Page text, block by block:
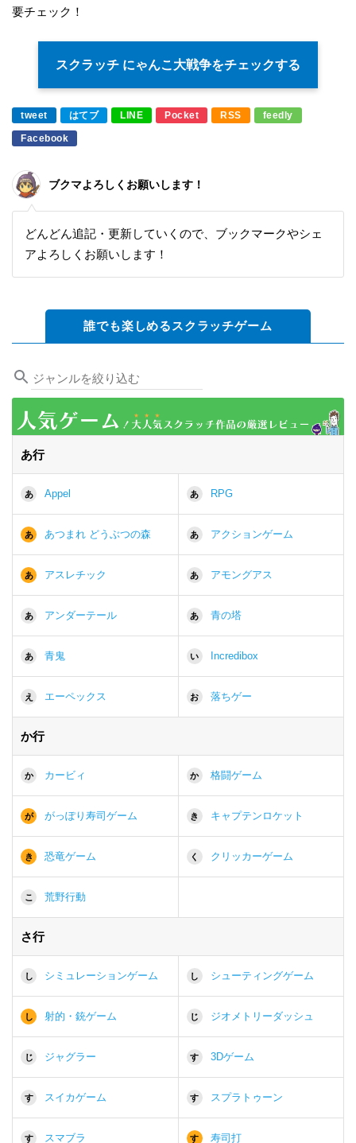
要チェック！
スクラッチ にゃんこ大戦争をチェックする
tweet はてブ LINE Pocket RSS feedly
Facebook
ブクマよろしくお願いします！
どんどん追記・更新していくので、ブックマークやシェ
アよろしくお願いします！
誰でも楽しめるスクラッチゲーム
あ行
あ Appel あ RPG
あ あつまれ どうぶつの森 あ アクションゲーム
あ アスレチック あ アモングアス
あ アンダーテール あ 青の塔
あ 青鬼 い Incredibox
え エーペックス お 落ちゲー
か行
か カービィ か 格闘ゲーム
が がっぽり寿司ゲーム き キャプテンロケット
き 恐竜ゲーム く クリッカーゲーム
こ 荒野行動
さ行
し シミュレーションゲーム し シューティングゲーム
し 射的・銃ゲーム じ ジオメトリーダッシュ
じ ジャグラー す 3Dゲーム
す スイカゲーム す スプラトゥーン
す スマブラ す 寿司打